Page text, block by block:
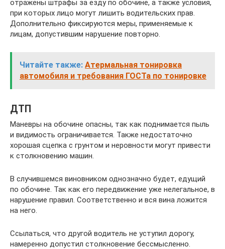
отражены штрафы за езду по обочине, а также условия,
при которых лицо могут лишить водительских прав.
Дополнительно фиксируются меры, применяемые к
лицам, допустившим нарушение повторно.
Читайте также: Атермальная тонировка
автомобиля и требования ГОСТа по тонировке
ДТП
Маневры на обочине опасны, так как поднимается пыль
и видимость ограничивается. Также недостаточно
хорошая сцепка с грунтом и неровности могут привести
к столкновению машин.
В случившемся виновником однозначно будет, едущий
по обочине. Так как его передвижение уже нелегальное, в
нарушение правил. Соответственно и вся вина ложится
на него.
Ссылаться, что другой водитель не уступил дорогу,
намеренно допустил столкновение бессмысленно.